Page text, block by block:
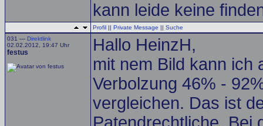
kann leide keine
Profil || Private Message || Suche
031 — Direktlink
02.02.2012, 19:47 Uhr
festus
Hallo HeinzH,
mit nem Bild kann ich
Verbolzung 46% -
vergleichen. Das ist